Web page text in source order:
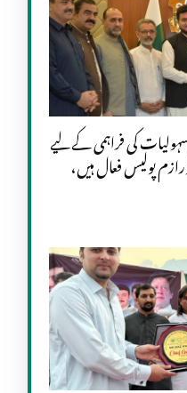
کی فراہمی کے لیے
پولیس فعال ہیں،